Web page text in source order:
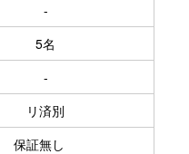
-
5名
-
リ済別
保証無し